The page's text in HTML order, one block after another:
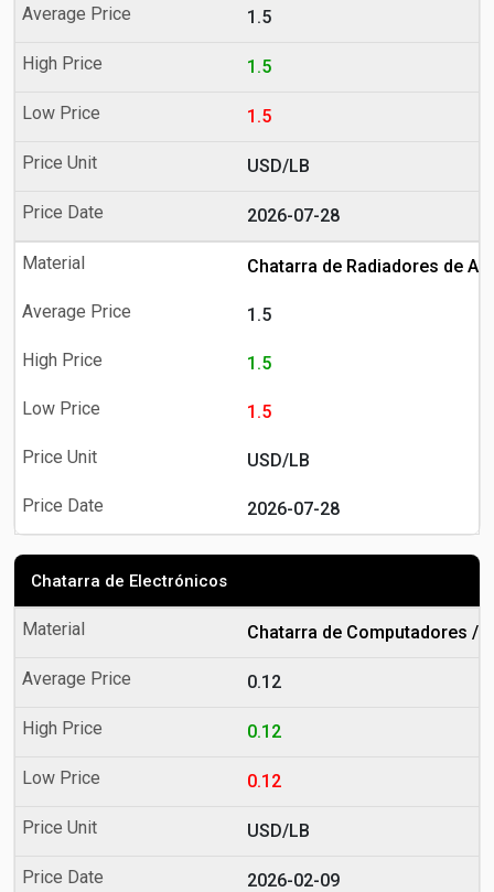
1.5
1.5
1.5
USD/LB
2026-07-28
Chatarra de Radiadores de
1.5
1.5
1.5
USD/LB
2026-07-28
Chatarra de Electrónicos
Chatarra de Computadores /
0.12
0.12
0.12
USD/LB
2026-02-09